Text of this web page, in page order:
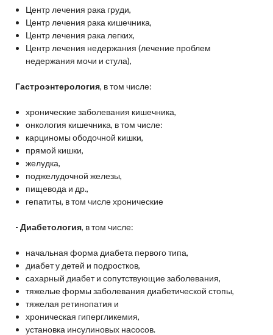
Центр лечения рака груди,
Центр лечения рака кишечника,
Центр лечения рака легких,
Центр лечения недержания (лечение проблем
недержания мочи и стула),
Гастроэнтерология, в том числе:
хронические заболевания кишечника,
онкология кишечника, в том числе:
карциномы ободочной кишки,
прямой кишки,
желудка,
поджелудочной железы,
пищевода и др.,
гепатиты, в том числе хронические
- Диабетология, в том числе:
начальная форма диабета первого типа,
диабет у детей и подростков,
сахарный диабет и сопутствующие заболевания,
тяжелые формы заболевания диабетической стопы,
тяжелая ретинопатия и
хроническая гипергликемия,
установка инсулиновых насосов.